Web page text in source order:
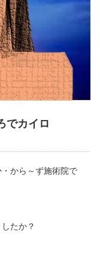
でカイロ
から～ず施術院で
たか？